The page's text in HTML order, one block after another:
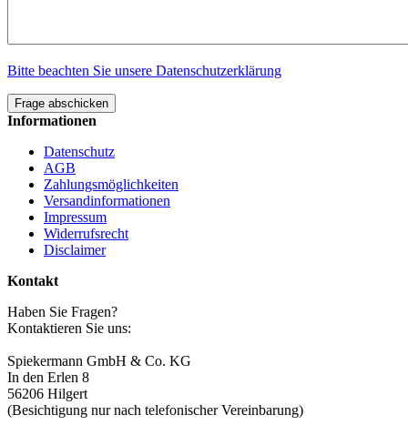
Bitte beachten Sie unsere Datenschutzerklärung
Frage abschicken
Informationen
Datenschutz
AGB
Zahlungsmöglichkeiten
Versandinformationen
Impressum
Widerrufsrecht
Disclaimer
Kontakt
Haben Sie Fragen?
Kontaktieren Sie uns:
Spiekermann GmbH & Co. KG
In den Erlen 8
56206 Hilgert
(Besichtigung nur nach telefonischer Vereinbarung)